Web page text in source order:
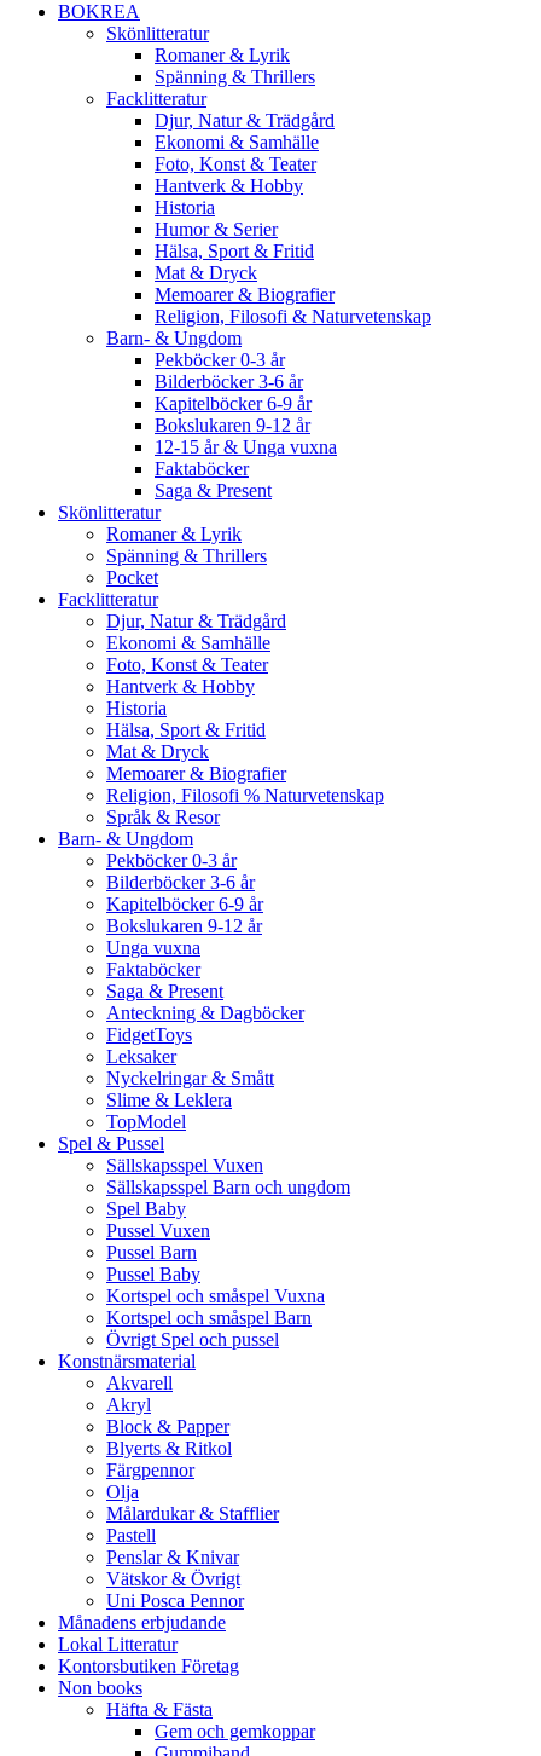
BOKREA
Skönlitteratur
Romaner & Lyrik
Spänning & Thrillers
Facklitteratur
Djur, Natur & Trädgård
Ekonomi & Samhälle
Foto, Konst & Teater
Hantverk & Hobby
Historia
Humor & Serier
Hälsa, Sport & Fritid
Mat & Dryck
Memoarer & Biografier
Religion, Filosofi & Naturvetenskap
Barn- & Ungdom
Pekböcker 0-3 år
Bilderböcker 3-6 år
Kapitelböcker 6-9 år
Bokslukaren 9-12 år
12-15 år & Unga vuxna
Faktaböcker
Saga & Present
Skönlitteratur
Romaner & Lyrik
Spänning & Thrillers
Pocket
Facklitteratur
Djur, Natur & Trädgård
Ekonomi & Samhälle
Foto, Konst & Teater
Hantverk & Hobby
Historia
Hälsa, Sport & Fritid
Mat & Dryck
Memoarer & Biografier
Religion, Filosofi % Naturvetenskap
Språk & Resor
Barn- & Ungdom
Pekböcker 0-3 år
Bilderböcker 3-6 år
Kapitelböcker 6-9 år
Bokslukaren 9-12 år
Unga vuxna
Faktaböcker
Saga & Present
Anteckning & Dagböcker
FidgetToys
Leksaker
Nyckelringar & Smått
Slime & Leklera
TopModel
Spel & Pussel
Sällskapsspel Vuxen
Sällskapsspel Barn och ungdom
Spel Baby
Pussel Vuxen
Pussel Barn
Pussel Baby
Kortspel och småspel Vuxna
Kortspel och småspel Barn
Övrigt Spel och pussel
Konstnärsmaterial
Akvarell
Akryl
Block & Papper
Blyerts & Ritkol
Färgpennor
Olja
Målardukar & Stafflier
Pastell
Penslar & Knivar
Vätskor & Övrigt
Uni Posca Pennor
Månadens erbjudande
Lokal Litteratur
Kontorsbutiken Företag
Non books
Häfta & Fästa
Gem och gemkoppar